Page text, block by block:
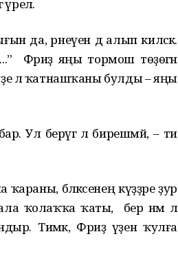
да, әрнеүен дә алып киләсәк.
Фәриҙә яңы тормош төҙөгән
үҙе лә ҡатнашҡаны булды – яңы
Ул берәүгә лә бирешмәй, – ти
бәләкәсенең күҙҙәре ҙур
ҡолаҡҡа ҡаты, бер нәмә лә
Тимәк, Фәриҙә үҙен ҡулға